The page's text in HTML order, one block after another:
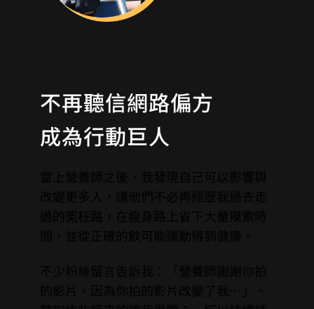
不再聽信網路偏方
成為行動巨人